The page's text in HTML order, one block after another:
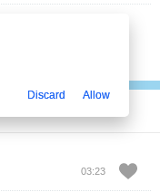
03:23
Discard Allow